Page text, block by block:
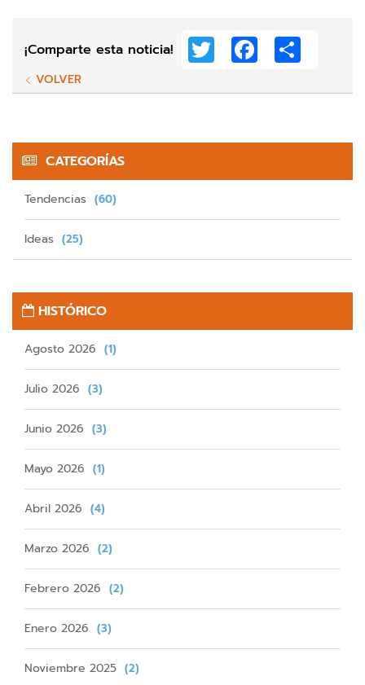
¡Comparte esta noticia! Twitter Facebook
VOLVER
CATEGORÍAS
Tendencias (60)
Ideas (25)
HISTÓRICO
Agosto 2026 (1)
Julio 2026 (3)
Junio 2026 (3)
Mayo 2026 (1)
Abril 2026 (4)
Marzo 2026 (2)
Febrero 2026 (2)
Enero 2026 (3)
Noviembre 2025 (2)